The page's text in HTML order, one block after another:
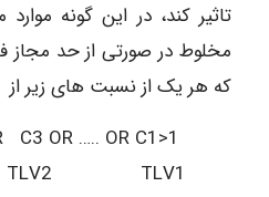
تاثیر کند، در این گونه موارد
مخلوط در صورتی از حد مجاز
که هر یک از نسبت های زیر از 1 تجاوز نکند:
OR ….. OR C1>1
TLV2 TLV1